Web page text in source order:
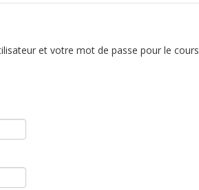
et votre mot de passe pour le cours